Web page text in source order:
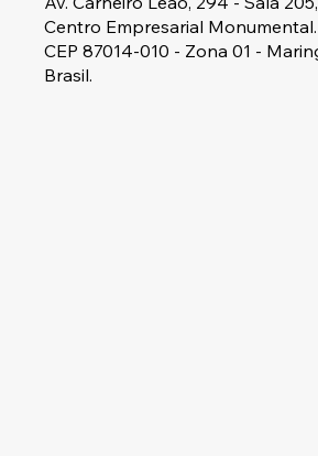
Centro Empresarial Monumental.
CEP 87014-010 - Zona 01 -
Brasil.